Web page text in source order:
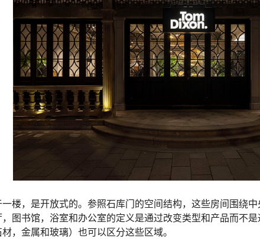
楼，是开放式的。参照石库门的空间结构，这些房间围绕
图书馆，浴室和办公室的定义是通过改变类型和产品而不
，金属和玻璃）也可以区分这些区域。